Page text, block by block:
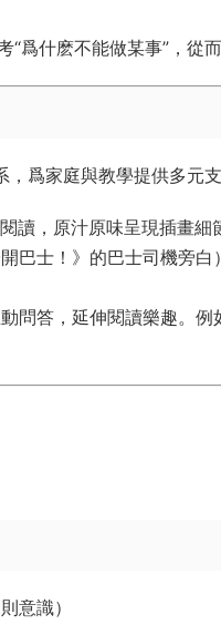
“爲什麽不能做某事”，從
，爲家庭與教學提供多元支
讀，原汁原味呈現插畫細
巴士！》的巴士司機旁
問答，延伸閱讀樂趣。
意識）